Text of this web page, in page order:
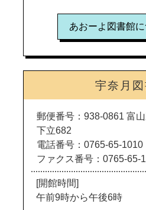
あおーよ図書館
宇奈月
郵便番号：938-0861 富
下立682
電話番号：0765-65-1010
ファクス番号：0765-65-
[開館時間]
午前9時から午後6時